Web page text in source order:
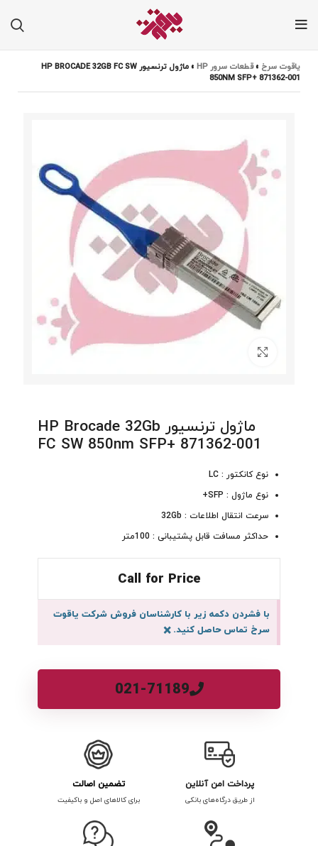
یاقوت سرخ »قطعات سرور HP »
ماژول ترنسیور HP BROCADE 32GB FC SW
850NM SFP+ 871362-001
ماژول ترنسیور HP Brocade 32Gb
FC SW 850nm SFP+ 871362-001
نوع کانکتور : LC
نوع ماژول : SFP+
سرعت انتقال اطلاعات : 32Gb
حداکثر مسافت قابل پشتیبانی : 100متر
Call for Price
با فشردن دکمه زیر با کارشناسان فروش شرکت یاقوت
سرخ تماس حاصل کنید.×
021-71189
پرداخت امن آنلاین
از طریق درگاه‌های بانکی
تضمین اصالت
برای کالاهای اصل و باکیفیت